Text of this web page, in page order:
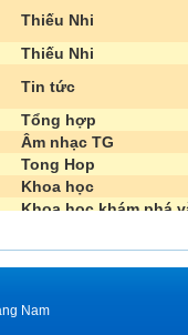
Thiếu Nhi
Thiếu Nhi
Tin tức
Tổng hợp
Âm nhạc TG
Tong Hop
Khoa học
Khoa học khám phá
Tin tức tổng hợp
Tổng hợp
Nam